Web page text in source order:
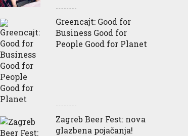
Greencajt: Good for
Business Good for
People Good for Planet
Zagreb Beer Fest: nova
glazbena pojačanja!